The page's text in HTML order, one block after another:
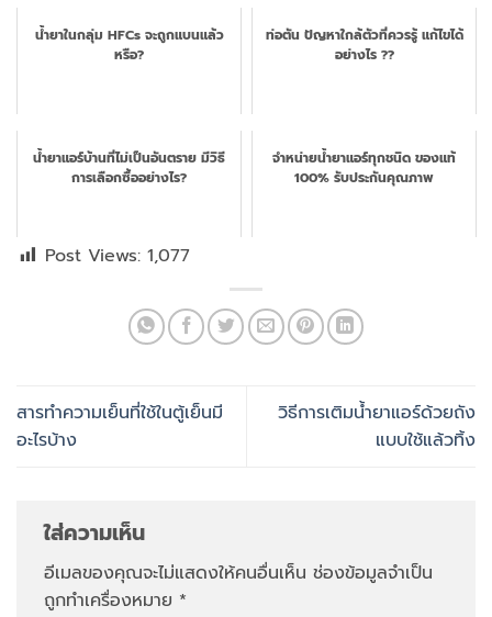
น้ำยาในกลุ่ม HFCs จะถูกแบนแล้ว
หรือ?
ท่อตัน ปัญหาใกล้ตัวที่ควรรู้ แก้ไขได้
อย่างไร ??
น้ำยาแอร์บ้านที่ไม่เป็นอันตราย มีวิธี
การเลือกซื้ออย่างไร?
จำหน่ายน้ำยาแอร์ทุกชนิด ของแท้
100% รับประกันคุณภาพ
Post Views: 1,077
สารทำความเย็นที่ใช้ในตู้เย็นมี
อะไรบ้าง
วิธีการเติมน้ำยาแอร์ด้วยถัง
แบบใช้แล้วทิ้ง
ใส่ความเห็น
อีเมลของคุณจะไม่แสดงให้คนอื่นเห็น ช่องข้อมูลจำเป็น
ถูกทำเครื่องหมาย *